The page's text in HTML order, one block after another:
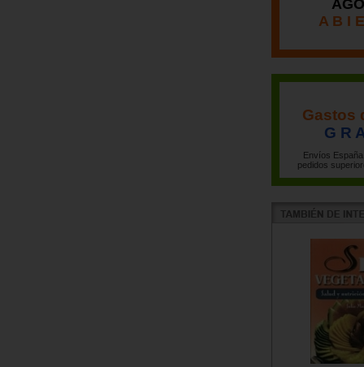
A B I
Gastos
G R
Envíos
pedidos